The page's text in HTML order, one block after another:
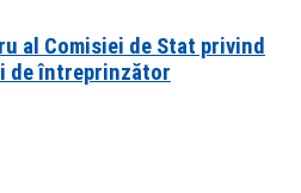
al Comisiei de Stat privind
de întreprinzător